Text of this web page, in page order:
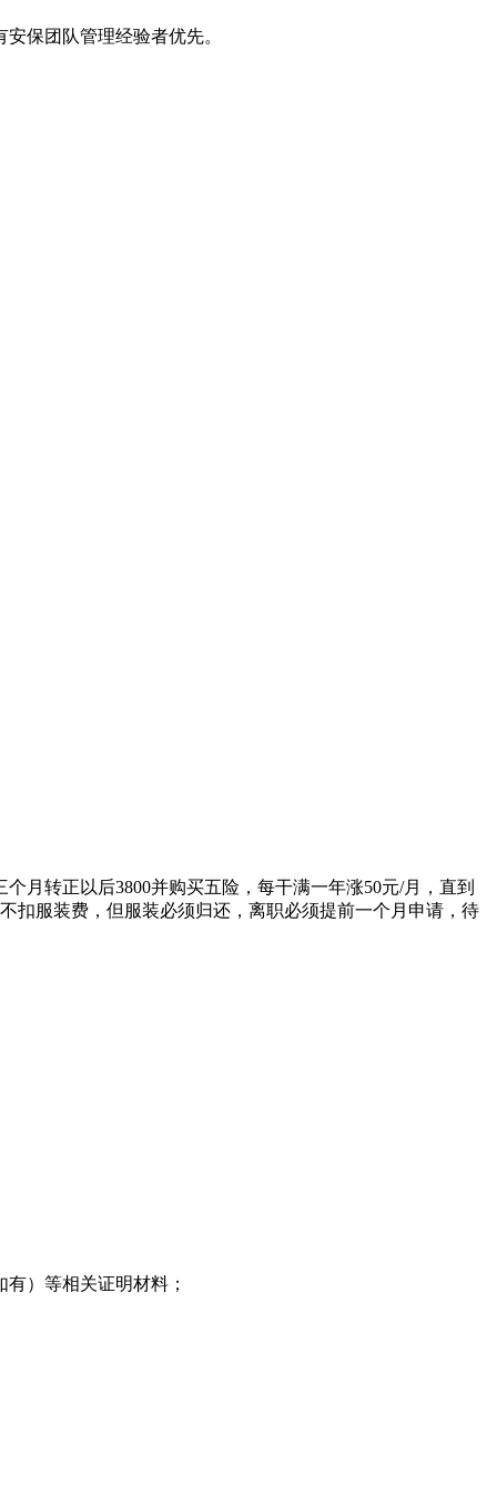
保团队管理经验者优先。
月转正以后3800并购买五险，每干满一年涨50元/月，直到
扣服装费，但服装必须归还，离职必须提前一个月申请，待
）等相关证明材料；